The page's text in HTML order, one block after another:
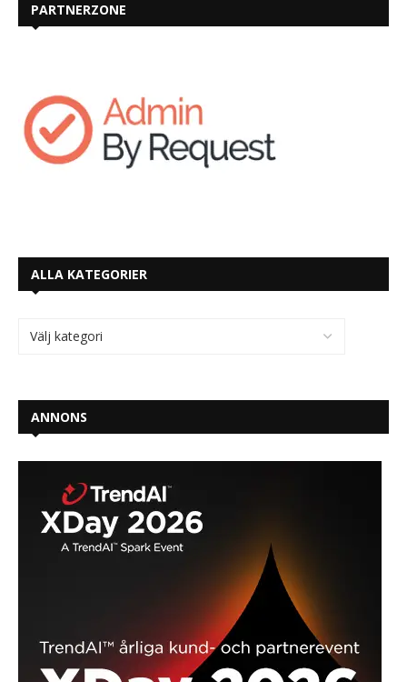
PARTNERZONE
ALLA KATEGORIER
ANNONS